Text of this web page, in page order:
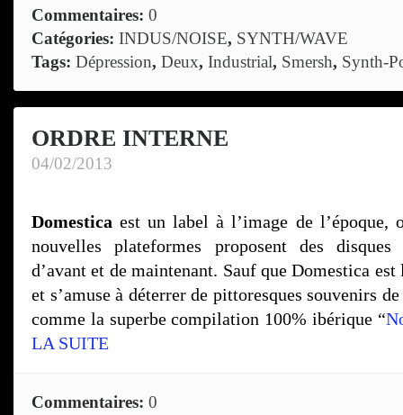
Commentaires: 0
Catégories: INDUS/NOISE, SYNTH/WAVE
Tags: Dépression, Deux, Industrial, Smersh, Synth-
ORDRE INTERNE
04/02/2013
Domestica est un label à l’image de l’époque,
nouvelles plateformes proposent des
d’avant et de maintenant. Sauf que Domestica
et s’amuse à déterrer de pittoresques souvenirs
comme la superbe compilation 100% ibérique “
LA SUITE
Commentaires: 0